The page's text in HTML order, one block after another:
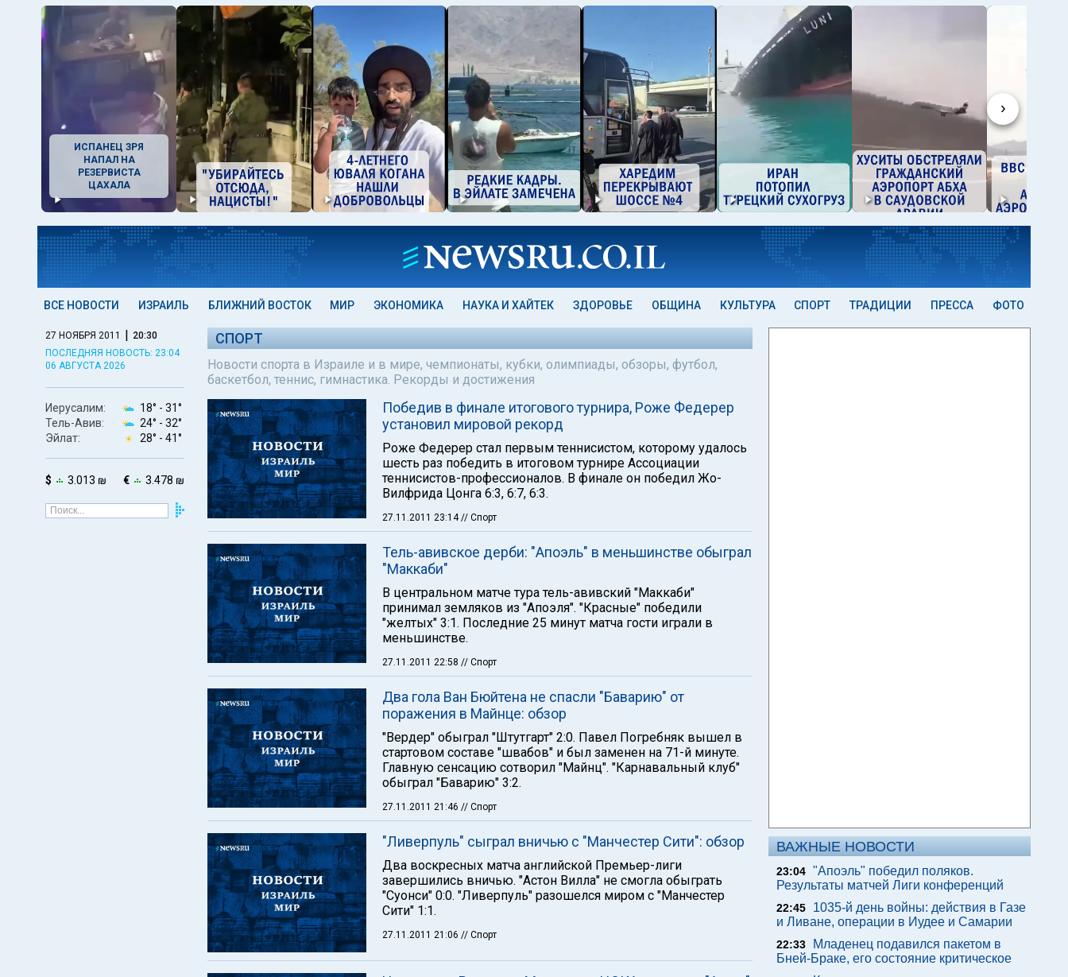
›
ИСПАНЕЦ ЗРЯ
НАПАЛ НА
РЕЗЕРВИСТА
ЦАХАЛА
ВСЕ НОВОСТИ ИЗРАИЛЬ БЛИЖНИЙ ВОСТОК МИР ЭКОНОМИКА НАУКА И ХАЙТЕК ЗДОРОВЬЕ ОБЩИНА КУЛЬТУРА СПОРТ ТРАДИЦИИ ПРЕССА ФОТО
27 НОЯБРЯ 2011 | 20:30
ПОСЛЕДНЯЯ НОВОСТЬ: 23:04
06 АВГУСТА 2026
Иерусалим: 18° - 31°
Тель-Авив:
24° - 32°
Эйлат:
28° - 41°
$ 3.013 ₪ € 3.478 ₪
СПОРТ
Новости спорта в Израиле и в мире, чемпионаты, кубки, олимпиады, обзоры, футбол,
баскетбол, теннис, гимнастика. Рекорды и достижения
Победив в финале итогового турнира, Роже Федерер
установил мировой рекорд
Роже Федерер стал первым теннисистом, которому удалось
шесть раз победить в итоговом турнире Ассоциации
теннисистов-профессионалов. В финале он победил Жо-
Вилфрида Цонга 6:3, 6:7, 6:3.
27.11.2011 23:14// Спорт
Тель-авивское дерби: "Апоэль" в меньшинстве обыграл
"Маккаби"
В центральном матче тура тель-авивский "Маккаби"
принимал земляков из "Апоэля". "Красные" победили
"желтых" 3:1. Последние 25 минут матча гости играли в
меньшинстве.
27.11.2011 22:58 // Спорт
Два гола Ван Бюйтена не спасли "Баварию" от
поражения в Майнце: обзор
"Вердер" обыграл "Штутгарт" 2:0. Павел Погребняк вышел в
стартовом составе "швабов" и был заменен на 71-й минуте.
Главную сенсацию сотворил "Майнц". "Карнавальный клуб"
обыграл "Баварию" 3:2.
27.11.2011 21:46 // Спорт
"Ливерпуль" сыграл вничью с "Манчестер Сити": обзор
Два воскресных матча английской Премьер-лиги
завершились вничью. "Астон Вилла" не смогла обыграть
"Суонси" 0:0. "Ливерпуль" разошелся миром с "Манчестер
Сити" 1:1.
27.11.2011 21:06 // Спорт
ВАЖНЫЕ НОВОСТИ
23:04 "Апоэль" победил поляков.
Результаты матчей Лиги конференций
22:45
1035-й день войны: действия в Газе
и Ливане, операции в Иудее и Самарии
22:33
Младенец подавился пакетом в
Бней-Браке, его состояние критическое